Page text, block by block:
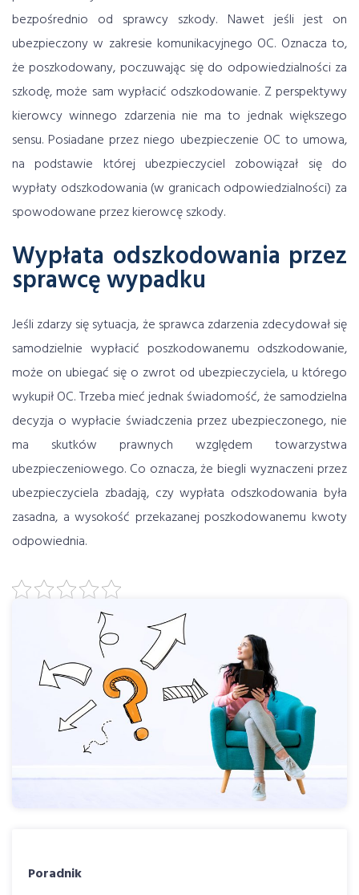
bezpośrednio od sprawcy szkody. Nawet jeśli jest on
ubezpieczony w zakresie komunikacyjnego OC. Oznacza to,
że poszkodowany, poczuwając się do odpowiedzialności za
szkodę, może sam wypłacić odszkodowanie. Z perspektywy
kierowcy winnego zdarzenia nie ma to jednak większego
sensu. Posiadane przez niego ubezpieczenie OC to umowa,
na podstawie której ubezpieczyciel zobowiązał się do
wypłaty odszkodowania (w granicach odpowiedzialności) za
spowodowane przez kierowcę szkody.
Wypłata odszkodowania przez
sprawcę wypadku
Jeśli zdarzy się sytuacja, że sprawca zdarzenia zdecydował się
samodzielnie wypłacić poszkodowanemu odszkodowanie,
może on ubiegać się o zwrot od ubezpieczyciela, u którego
wykupił OC. Trzeba mieć jednak świadomość, że samodzielna
decyzja o wypłacie świadczenia przez ubezpieczonego, nie
ma skutków prawnych względem towarzystwa
ubezpieczeniowego. Co oznacza, że biegli wyznaczeni przez
ubezpieczyciela zbadają, czy wypłata odszkodowania była
zasadna, a wysokość przekazanej poszkodowanemu kwoty
odpowiednia.
Poradnik